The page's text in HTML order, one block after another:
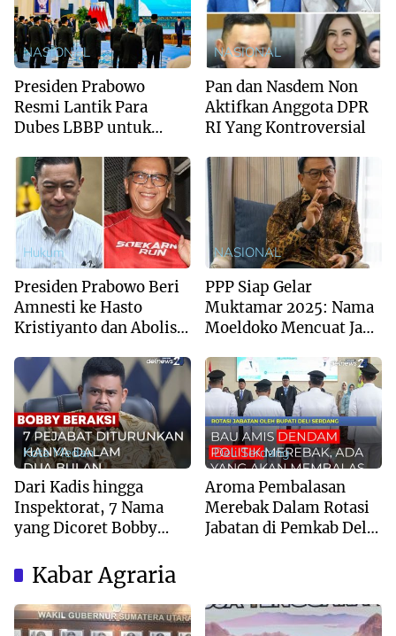
NASIONAL
Presiden Prabowo
Resmi Lantik Para
Dubes LBBP untuk
NASIONAL
Pan dan Nasdem Non
Aktifkan Anggota DPR
RI Yang Kontroversial
Hukum
Presiden Prabowo Beri
Amnesti ke Hasto
Kristiyanto dan Abolisi
NASIONAL
PPP Siap Gelar
Muktamar 2025: Nama
Moeldoko Mencuat Jadi
Kota Medan
Dari Kadis hingga
Inspektorat, 7 Nama
yang Dicoret Bobby
Bulan!
Deli Serdang
Aroma Pembalasan
Merebak Dalam Rotasi
Jabatan di Pemkab Deli
Kabar Agraria